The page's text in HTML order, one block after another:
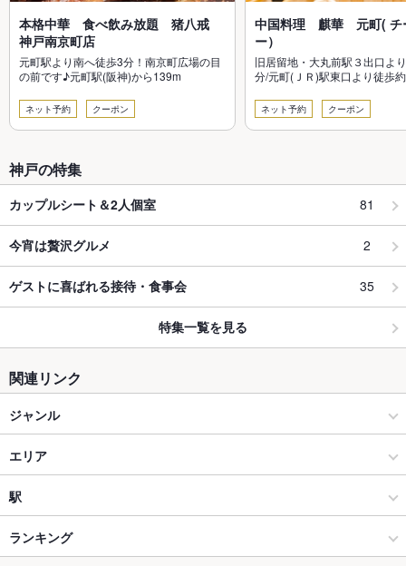
本格中華 食べ飲み放題 猪八戒
神戸南京町店
元町駅より南へ徒歩3分！南京町広場の目
の前です♪元町駅(阪神)から139m
ネット予約 クーポン
中国料理 麒華 元町( チ
ー）
旧居留地・大丸前駅３出口よ
分/元町(ＪＲ)駅東口より徒歩
ネット予約 クーポン
神戸の特集
カップルシート＆2人個室 81
今宵は贅沢グルメ 2
ゲストに喜ばれる接待・食事会 35
特集一覧を見る
関連リンク
ジャンル
中華
飲茶・点心・餃子
神戸 × 中華
エリア
元町
元町 × 中華
駅
元町駅
ランキング